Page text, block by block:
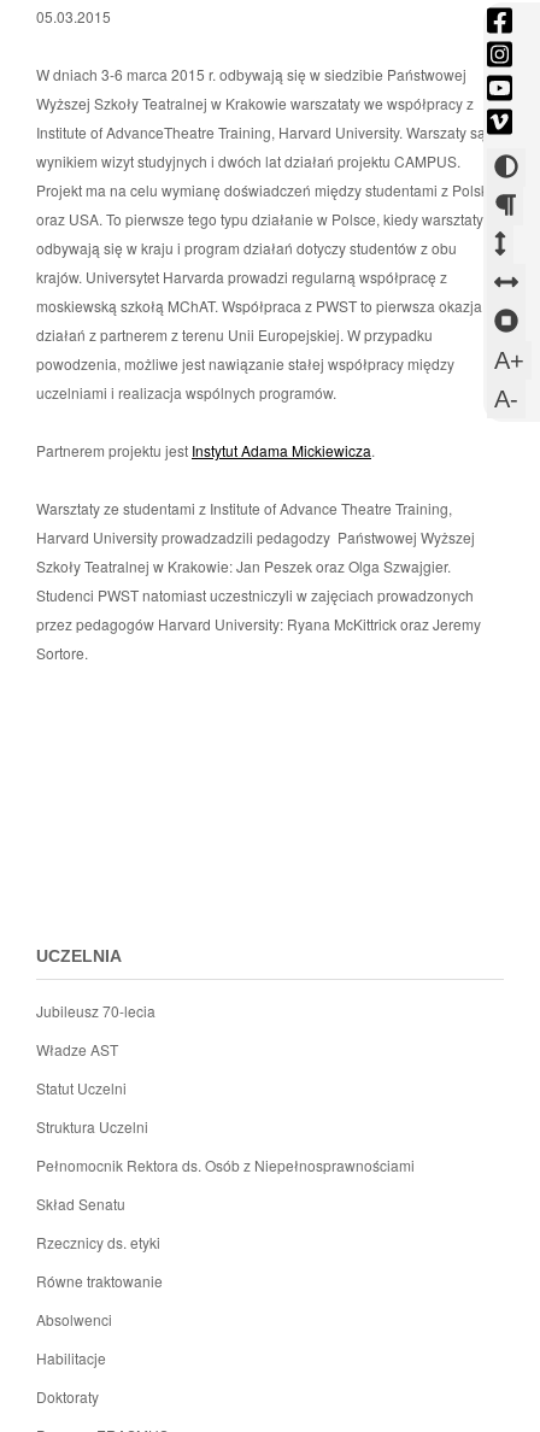
-
się
w
-
się
w
-
się
w
się
w
A+
A-
05.03.2015
W dniach 3-6 marca 2015 r. odbywają się w siedzibie Państwowej
Wyższej Szkoły Teatralnej w Krakowie warszataty we współpracy z
Institute of AdvanceTheatre Training, Harvard University. Warszaty są
wynikiem wizyt studyjnych i dwóch lat działań projektu CAMPUS.
Projekt ma na celu wymianę doświadczeń między studentami z Polski
oraz USA. To pierwsze tego typu działanie w Polsce, kiedy warsztaty
odbywają się w kraju i program działań dotyczy studentów z obu
krajów. Universytet Harvarda prowadzi regularną współpracę z
moskiewską szkołą MChAT. Współpraca z PWST to pierwsza okazja do
działań z partnerem z terenu Unii Europejskiej. W przypadku
powodzenia, możliwe jest nawiązanie stałej współpracy między
uczelniami i realizacja wspólnych programów.
Partnerem projektu jest Instytut Adama Mickiewicza.
Warsztaty ze studentami z Institute of Advance Theatre Training,
Harvard University prowadzadzili pedagodzy Państwowej Wyższej
Szkoły Teatralnej w Krakowie: Jan Peszek oraz Olga Szwajgier.
Studenci PWST natomiast uczestniczyli w zajęciach prowadzonych
przez pedagogów Harvard University: Ryana McKittrick oraz Jeremy
Sortore.
UCZELNIA
Jubileusz 70-lecia
Władze AST
Statut Uczelni
Struktura Uczelni
Pełnomocnik Rektora ds. Osób z Niepełnosprawnościami
Skład Senatu
Rzecznicy ds. etyki
Równe traktowanie
Absolwenci
Habilitacje
Doktoraty